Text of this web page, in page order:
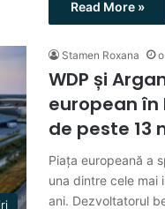
Read More »
Stamen Roxana
WDP și
european
de peste 13
Piața europeană a
una dintre cele mai
ani. Dezvoltatorul